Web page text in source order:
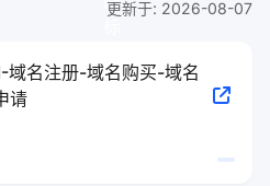
更新于: 2026-08-07
域名注册-域名购买-域名
请